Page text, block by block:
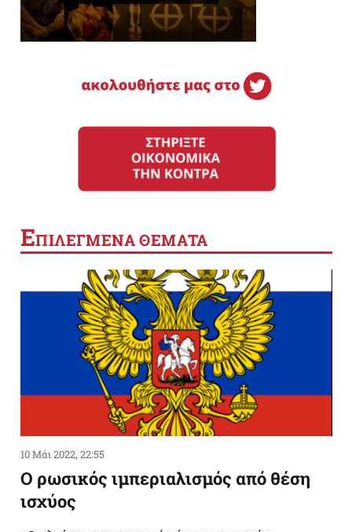
ΕΠΙΛΕΓΜΕΝΑ ΘΕΜΑΤΑ
10 Μάι 2022, 22:55
Ο ρωσικός ιμπεριαλισμός από θέση
ισχύος